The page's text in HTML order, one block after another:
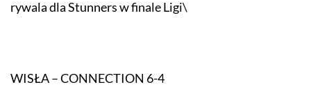
rywala dla Stunners w finale Ligi\
WISŁA – CONNECTION 6-4